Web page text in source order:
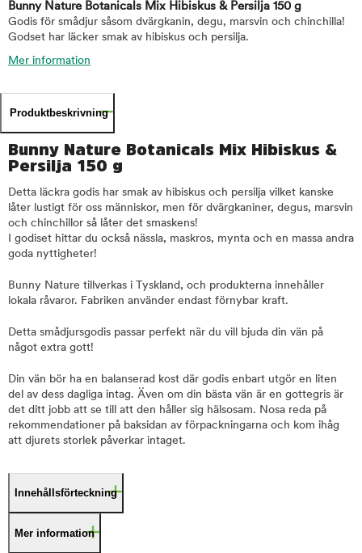
Bunny Nature Botanicals Mix Hibiskus & Persilja 150 g
Godis för smådjur såsom dvärgkanin, degu, marsvin och chinchilla!
Godset har läcker smak av hibiskus och persilja.
Mer information
Produktbeskrivning
Bunny Nature Botanicals Mix Hibiskus &
Persilja 150 g
Detta läckra godis har smak av hibiskus och persilja vilket kanske
låter lustigt för oss människor, men för dvärgkaniner, degus, marsvin
och chinchillor så låter det smaskens!
I godiset hittar du också nässla, maskros, mynta och en massa andra
goda nyttigheter!
Bunny Nature tillverkas i Tyskland, och produkterna innehåller
lokala råvaror. Fabriken använder endast förnybar kraft.
Detta smådjursgodis passar perfekt när du vill bjuda din vän på
något extra gott!
Din vän bör ha en balanserad kost där godis enbart utgör en liten
del av dess dagliga intag. Även om din bästa vän är en gottegris är
det ditt jobb att se till att den håller sig hälsosam. Nosa reda på
rekommendationer på baksidan av förpackningarna och kom ihåg
att djurets storlek påverkar intaget.
Innehållsförteckning
Mer information